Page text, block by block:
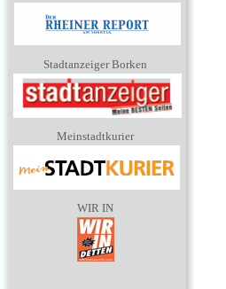
Stadtanzeiger Borken
Meinstadtkurier
WIR IN